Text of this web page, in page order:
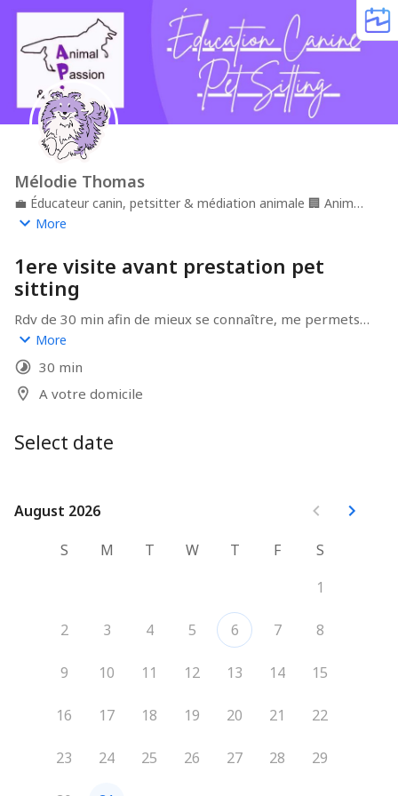
Mélodie Thomas
💼 Éducateur canin, petsitter & médiation animale 🏢 Animal
passion & cie
More
1ere visite avant prestation pet
sitting
Rdv de 30 min afin de mieux se connaître, me permets
de bien comprendre les habitudes de votre animal et
les éventuels procédures d'entrée et sortie du
logement.
More
30 min
A votre domicile
Select date
August 2026
August 2026
S
M T W T F
S
1
2 3 4 5 6 7 8
9 10 11 12 13 14 15
16 17 18 19 20 21 22
23 24 25 26 27 28 29